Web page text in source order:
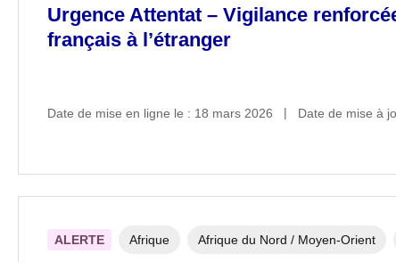
Urgence Attentat – Vigilance
français à l’étranger
Date de mise en ligne le : 18 mars 2026 Date de mise à
ALERTE Afrique Afrique du Nord / Moyen-Orient